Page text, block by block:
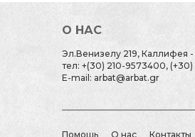
О НАС
Эл.Венизелу 219, Каллифея
тел: +(30) 210-9573400,
E-mail: arbat@arbat.gr
Помощь О нас Контакты